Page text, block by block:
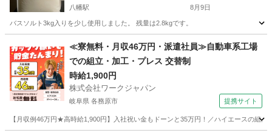
八幡駅 8月9日
バスソルト3kg入りを少し使用しました。 残量は2.8kgです。
八幡駅 家庭用品
≪寮無料・月収46万円・派遣社員≫自動車系工場
での組立・加工・プレス 交替制
時給1,900円
株式会社ワークジャパン
岐阜県 各務原市 提携サイト
【月収例46万円★高時給1,900円】入社祝い金もドーンと35万円！／ハイエースの組